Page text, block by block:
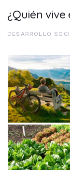
¿Quién
DESARROLLO